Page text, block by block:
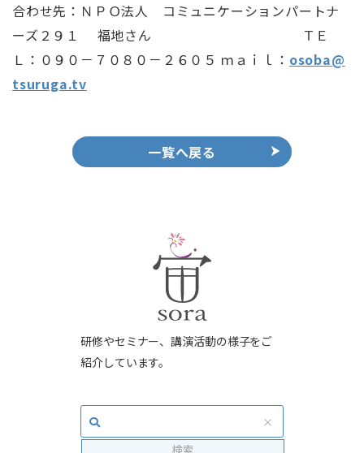
合わせ先：ＮＰＯ法人 コミュニケーションパートナ
ーズ２９１ 福地さん ＴＥ
Ｌ：０９０－７０８０－２６０５ ｍａｉｌ： osoba@
tsuruga.tv
一覧へ戻る
研修やセミナー、講演活動の様子をご
紹介しています。